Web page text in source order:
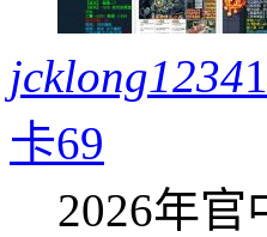
jcklong1234
卡69
2026年